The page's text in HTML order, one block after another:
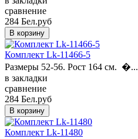
сравнение
284 Бел.руб
Комплект Lk-11466-5
Размеры 52-56. Рост 164 см. �...
в закладки
сравнение
284 Бел.руб
Комплект Lk-11480